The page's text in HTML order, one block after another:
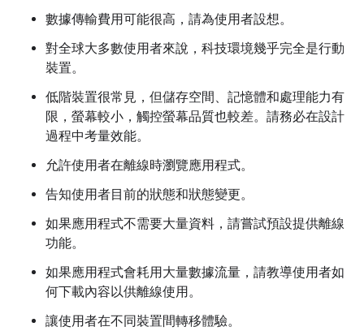
數據傳輸費用可能很高，請為使用者設想。
對全球大多數使用者來說，科技環境幾乎完全是行動
裝置。
低階裝置很常見，但儲存空間、記憶體和處理能力有
限，螢幕較小，觸控螢幕品質也較差。請務必在設計
過程中考量效能。
允許使用者在離線時瀏覽應用程式。
告知使用者目前的狀態和狀態變更。
如果應用程式不需要大量資料，請嘗試預設提供離線
功能。
如果應用程式會耗用大量數據流量，請教導使用者如
何下載內容以供離線使用。
讓使用者在不同裝置間轉移體驗。